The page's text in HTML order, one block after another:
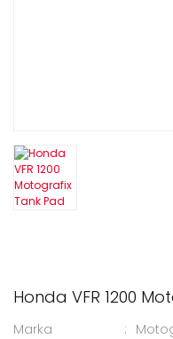
Honda VFR 1200
Marka